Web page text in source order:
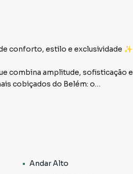
conforto, estilo e exclusividade ✨
combina amplitude, sofisticação e
cobiçados do Belém: o
momentos inesquecíveis em
com a sala e uma vista
Andar Alto